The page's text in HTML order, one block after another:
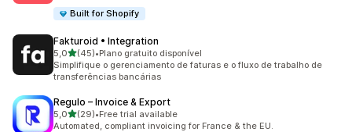
Built for Shopify
Fakturoid • Integration
5,0de 5 estrelas
(45)
45 avaliações ao todo
•Plano gratuito disponível
Simplifique o gerenciamento de faturas e o fluxo de trabalho de
transferências bancárias
Regulo – Invoice & Export
5,0de 5 estrelas
(29)
29 avaliações ao todo
•Free trial available
Automated, compliant invoicing for France & the EU.